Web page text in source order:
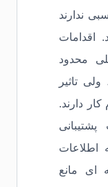
ندارند
اقدامات
محدود
تاثیر
دارند.
اطلاعات
ای مانع